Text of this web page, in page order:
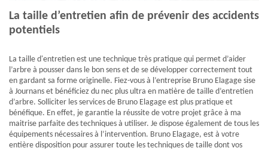
La taille d’entretien afin de prévenir des accidents
potentiels
La taille d'entretien est une technique très pratique qui permet d’aider
l’arbre à pousser dans le bon sens et de se développer correctement tout
en gardant sa forme originelle. Fiez-vous à l’entreprise Bruno Elagage sise
à Journans et bénéficiez du nec plus ultra en matière de taille d’entretien
d’arbre. Solliciter les services de Bruno Elagage est plus pratique et
bénéfique. En effet, je garantie la réussite de votre projet grâce à ma
maitrise parfaite des techniques à utiliser. Je dispose également de tous les
équipements nécessaires à l’intervention. Bruno Elagage, est à votre
entière disposition pour assurer toute les techniques de taille dont vos